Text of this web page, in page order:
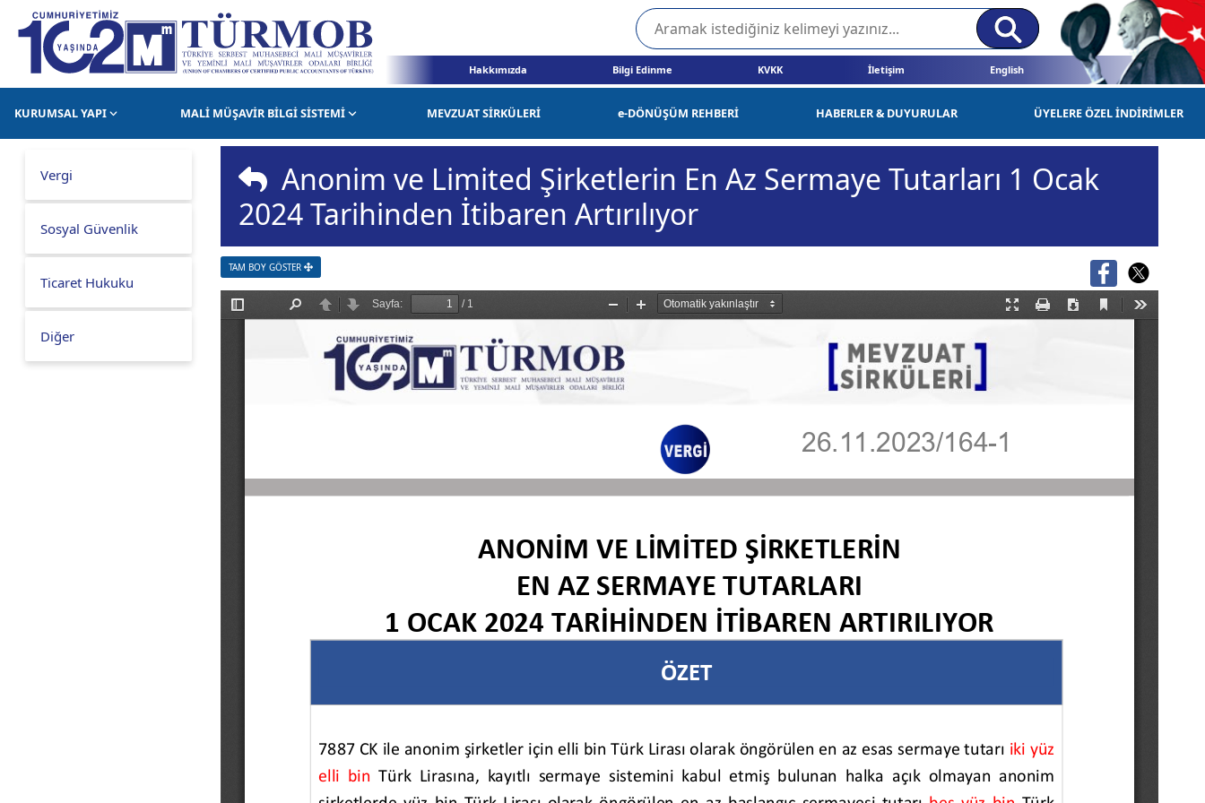
Hakkımızda Bilgi Edinme KVKK İletişim English
KURUMSAL YAPI MALİ MÜŞAVİR BİLGİ SİSTEMİ MEVZUAT SİRKÜLERİ e-DÖNÜŞÜM REHBERİ HABERLER & DUYURULAR ÜYELERE ÖZEL İNDİRİMLER
Vergi
Sosyal Güvenlik
Ticaret Hukuku
Diğer
Anonim ve Limited Şirketlerin En Az Sermaye Tutarları 1 Ocak
2024 Tarihinden İtibaren Artırılıyor
TAM BOY GÖSTER